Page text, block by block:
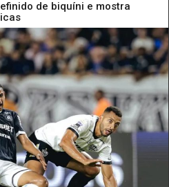
de biquíni e mostra